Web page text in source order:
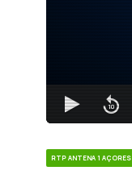
RTP ANTENA 1 AÇORES